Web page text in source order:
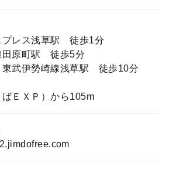
プレス浅草駅 徒歩1分
田原町駅 徒歩5分
東武伊勢崎線浅草駅 徒歩10分
ＥＸＰ）から105m